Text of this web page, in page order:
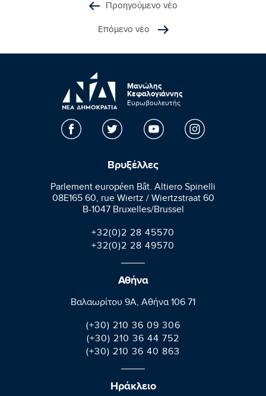
Προηγούμενο νέο
Επόμενο νέο
Μανώλης
Κεφαλογιάννης
Ευρωβουλευτής
Βρυξέλλες
Parlement européen Bât. Altiero Spinelli
08E165 60, rue Wiertz / Wiertzstraat 60
B-1047 Bruxelles/Brussel
+32(0)2 28 45570
+32(0)2 28 49570
Αθήνα
Βαλαωρίτου 9A, Aθήνα 106 71
(+30) 210 36 09 306
(+30) 210 36 44 752
(+30) 210 36 40 863
Ηράκλειο